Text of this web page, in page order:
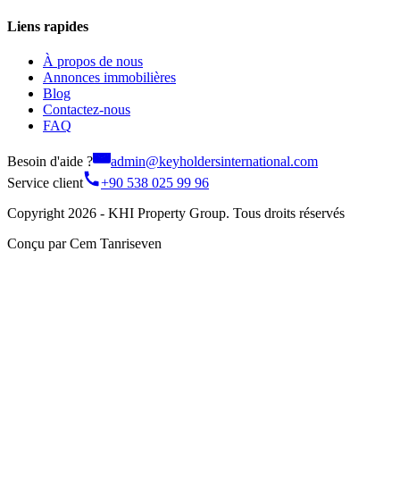
Liens rapides
À propos de nous
Annonces immobilières
Blog
Contactez-nous
FAQ
Besoin d'aide ?
admin@keyholdersinternational.com
Service client
+90 538 025 99 96
Copyright 2026 - KHI Property Group. Tous droits réservés
Conçu par Cem Tanriseven